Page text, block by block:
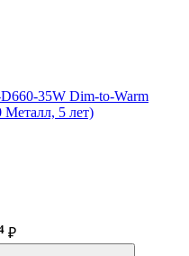
35W Dim-to-Warm
5 лет)
₽